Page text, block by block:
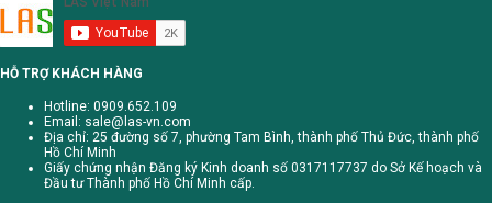
HỖ TRỢ KHÁCH HÀNG
Hotline: 0909.652.109
Email: sale@las-vn.com
Địa chỉ: 25 đường số 7, phường Tam Bình, thành phố Thủ Đức, thành phố
Hồ Chí Minh
Giấy chứng nhận Đăng ký Kinh doanh số 0317117737 do Sở Kế hoạch và
Đầu tư Thành phố Hồ Chí Minh cấp.